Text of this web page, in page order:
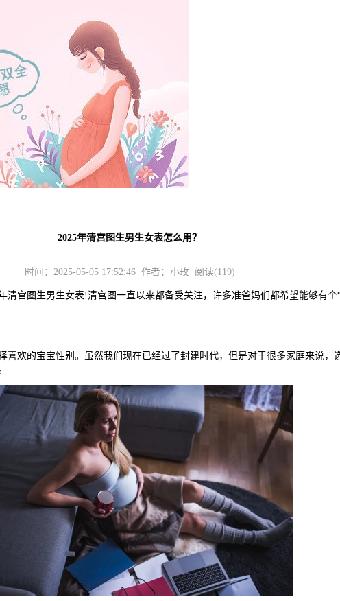
2025年清宫图生男生女表怎么用？
时间：2025-05-05 17:52:46 作者：小玫 阅读(119)
图生男生女表!清宫图一直以来都备受关注，许多准爸妈们都希望能够有个
的宝宝性别。虽然我们现在已经过了封建时代，但是对于很多家庭来说，